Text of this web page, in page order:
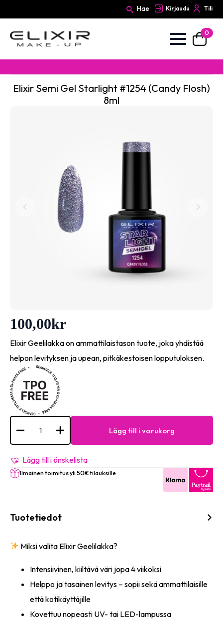
Hae Kirjaudu Tili
0
Elixir Semi Gel Starlight #1254 (Candy Flosh)
8ml
100,00kr
Elixir Geelilakka on ammattilaistason tuote, joka yhdistää
helpon levityksen ja upean, pitkäkestoisen lopputuloksen.
Elixir
Semi
Starlight
(Candy
Flosh)
8ml
Lägg till i varukorg
Lägg till i önskelista
Ilmainen toimitus yli 50€ tilauksille
Tuotetiedot
Miksi valita Elixir Geelilakka?
Intensiivinen, kiiltävä väri jopa 4 viikoksi
Helppo ja tasainen levitys – sopii sekä ammattilaisille
että kotikäyttäjille
Kovettuu nopeasti UV- tai LED-lampussa